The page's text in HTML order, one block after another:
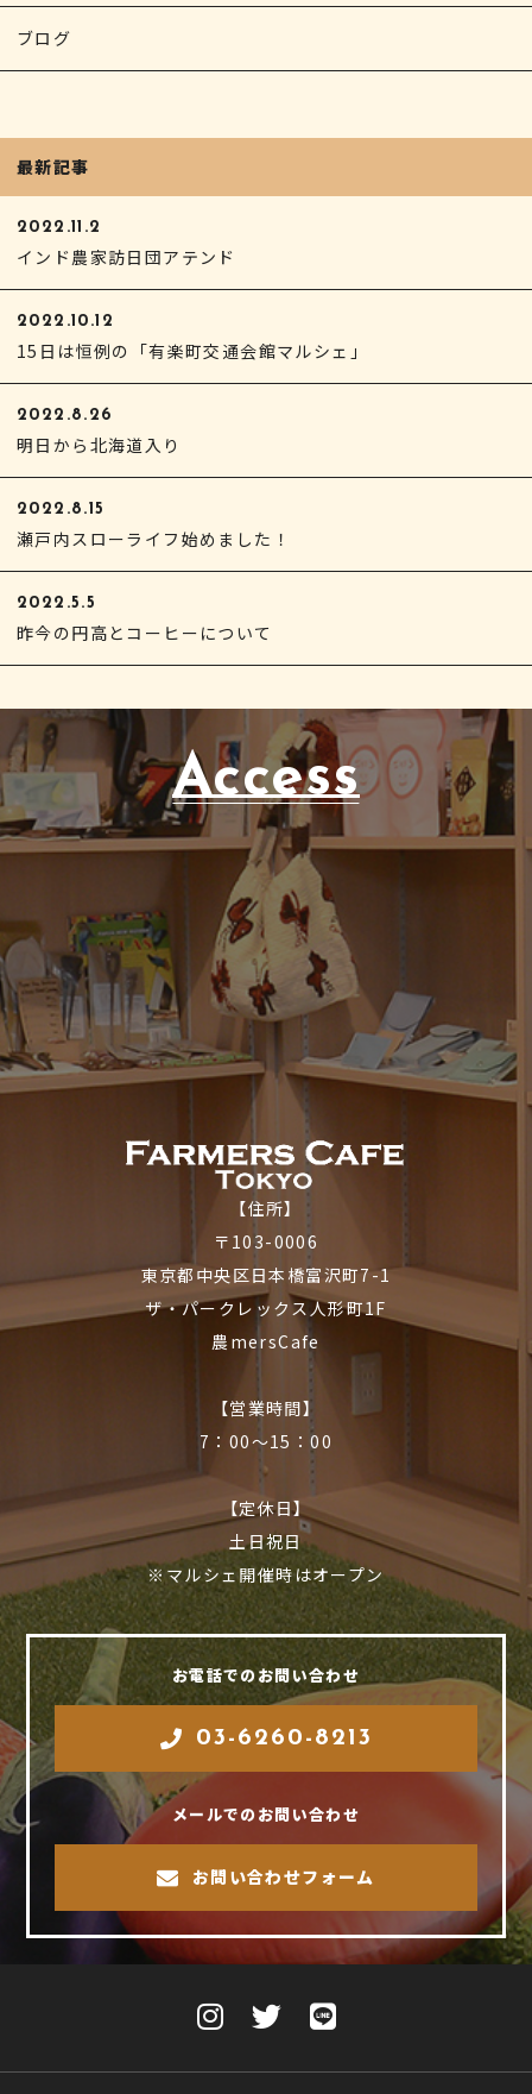
ブログ
最新記事
2022.11.2
インド農家訪日団アテンド
2022.10.12
15日は恒例の「有楽町交通会館マルシェ」
2022.8.26
明日から北海道入り
2022.8.15
瀬戸内スローライフ始めました！
2022.5.5
昨今の円高とコーヒーについて
Access
【住所】
〒103-0006
東京都中央区日本橋富沢町7-1
ザ・パークレックス人形町1F
農mersCafe
【営業時間】
7：00〜15：00
【定休日】
土日祝日
※マルシェ開催時はオープン
お電話でのお問い合わせ
03-6260-8213
メールでのお問い合わせ
お問い合わせフォーム